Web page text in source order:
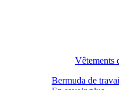
Vêtements
Bermuda de